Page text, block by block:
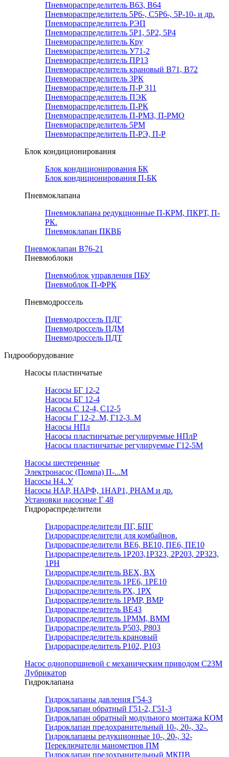
Пневмораспределитель В63, В64
Пневмораспределитель 5Р6-, С5Р6-, 5Р-10- и др.
Пневмораспределитель РЭП
Пневмораспределитель 5Р1, 5Р2, 5Р4
Пневмораспределитель Кру
Пневмораспределитель У71-2
Пневмораспределитель ПР13
Пневмораспределитель крановый В71, В72
Пневмораспределитель 3РК
Пневмораспределитель П-Р 311
Пневмораспределитель ПЭК
Пневмораспределитель П-РК
Пневмораспределитель П-РМЗ, П-РМО
Пневмораспределитель 5РМ
Пневмораспределитель П-РЭ, П-Р
Блок кондиционирования
Блок кондиционирования БК
Блок кондиционирования П-БК
Пневмоклапана
Пневмоклапана редукционные П-КРМ, ПКРТ, П-
РК.
Пневмоклапан ПКВБ
Пневмоклапан В76-21
Пневмоблоки
Пневмоблок управления ПБУ
Пневмоблок П-ФРК
Пневмодроссель
Пневмодроссель ПДГ
Пневмодроссель ПДМ
Пневмодроссель ПДТ
Гидрооборудование
Насосы пластинчатые
Насосы БГ 12-2
Насосы БГ 12-4
Насосы С 12-4, С12-5
Насосы Г 12-2..М, Г12-3..М
Насосы НПл
Насосы пластинчатые регулируемые НПлР
Насосы пластинчатые регулируемые Г12-5М
Насосы шестеренные
Электронасос (Помпа) П-...М
Насосы Н4..У
Насосы НАР, НАРФ, 1НАР1, РНАМ и др.
Установки насосные Г 48
Гидрораспределители
Гидрораспределители ПГ, БПГ
Гидрораспределители для комбайнов.
Гидрораспределители ВЕ6, ВЕ10, ПЕ6, ПЕ10
Гидрораспределитель 1Р203,1Р323, 2Р203, 2Р323,
1РН
Гидрораспределитель ВЕХ, ВХ
Гидрораспределитель 1РЕ6, 1РЕ10
Гидрораспределитель РХ, 1РХ
Гидрораспределитель 1РМР, ВМР
Гидрораспределитель ВЕ43
Гидрораспределитель 1РММ, ВММ
Гидрораспределитель Р503, Р803
Гидрораспределитель крановый
Гидрораспределитель Р102, Р103
Насос однопоршневой с механическим приводом С23М
Лубрикатор
Гидроклапана
Гидроклапаны давления Г54-3
Гидроклапан обратный Г51-2, Г51-3
Гидроклапан обратный модульного монтажа КОМ
Гидроклапан предохранительный 10-, 20-, 32-.
Гидроклапаны редукционные 10-, 20-, 32-
Переключатели манометров ПМ
Гидроклапан предохранительный МКПВ